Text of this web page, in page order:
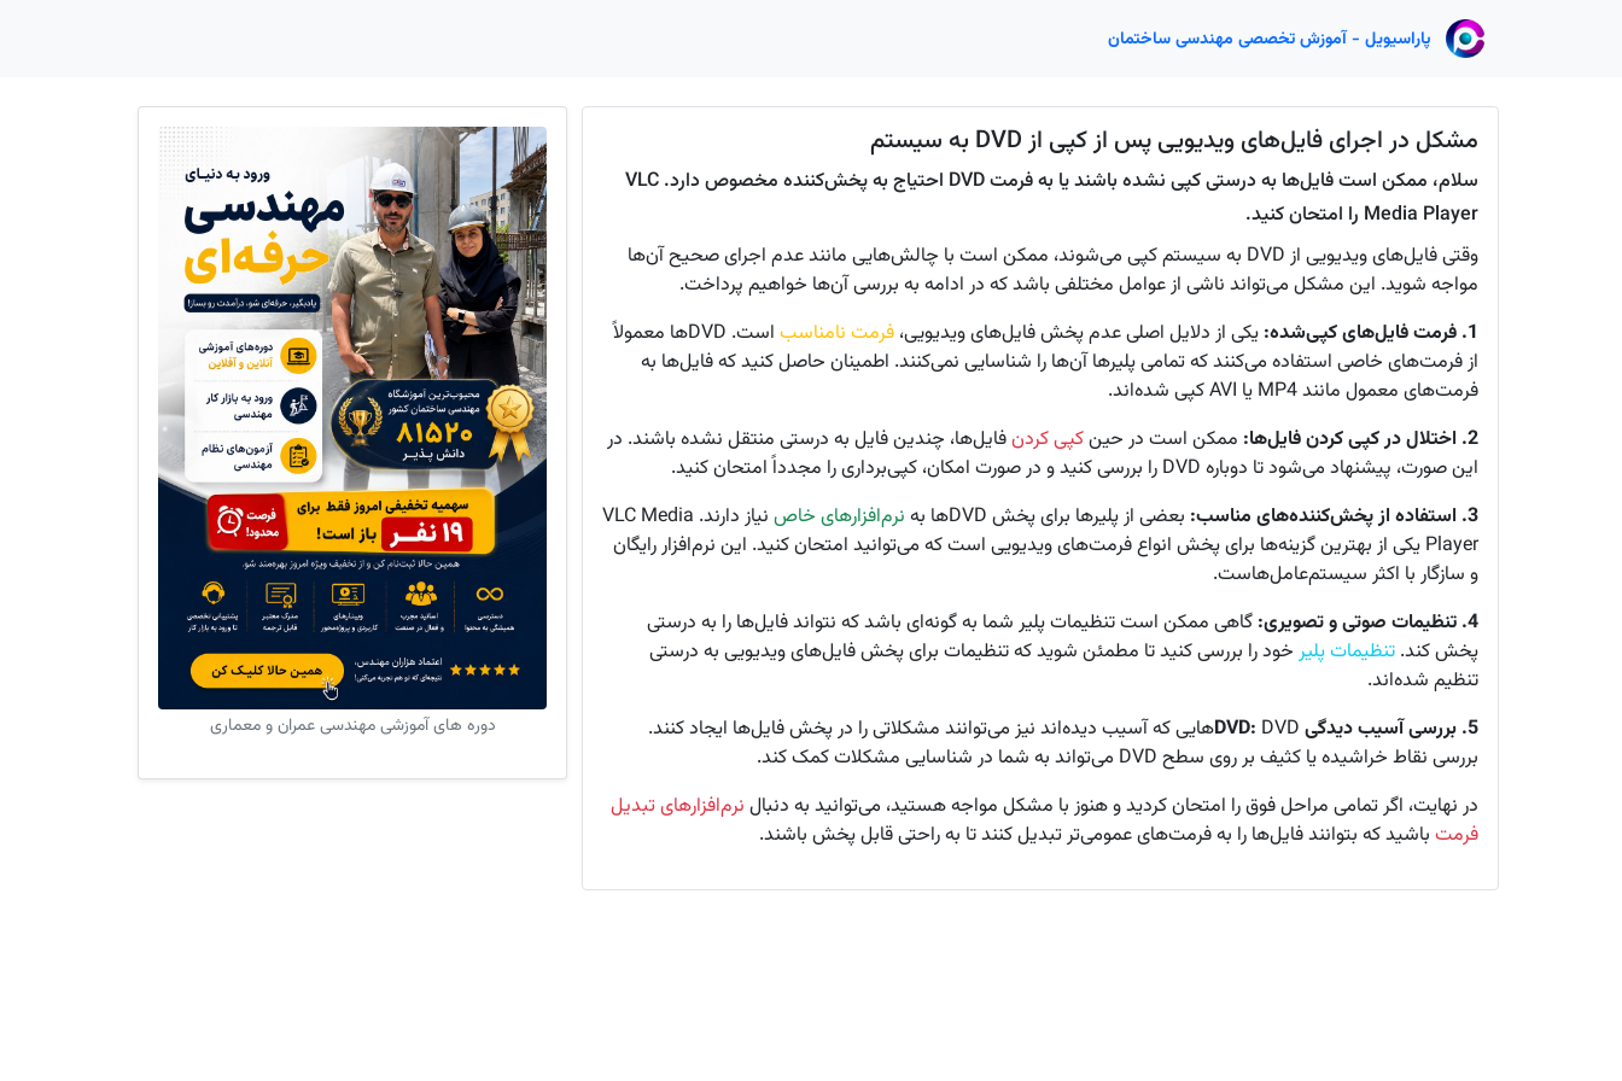
پاراسیویل - آموزش تخصصی مهندسی ساختمان
مشکل در اجرای فایل‌های ویدیویی پس از کپی از DVD به سیستم
سلام، ممکن است فایل‌ها به درستی کپی نشده باشند یا به فرمت DVD احتیاج به پخش‌کننده مخصوص دارد. VLC
Media Player را امتحان کنید.
وقتی فایل‌های ویدیویی از DVD به سیستم کپی می‌شوند، ممکن است با چالش‌هایی مانند عدم اجرای صحیح آن‌ها
مواجه شوید. این مشکل می‌تواند ناشی از عوامل مختلفی باشد که در ادامه به بررسی آن‌ها خواهیم پرداخت.
1. فرمت فایل‌های کپی‌شده:
یکی از دلایل اصلی عدم پخش فایل‌های ویدیویی، فرمت نامناسب
است. DVDها معمولاً
از فرمت‌های خاصی استفاده می‌کنند که تمامی پلیرها آن‌ها را شناسایی نمی‌کنند. اطمینان حاصل کنید که فایل‌ها به
فرمت‌های معمول مانند MP4 یا AVI کپی شده‌اند.
2. اختلال در کپی کردن فایل‌ها:
ممکن است در حینکپی کردنفایل‌ها، چندین فایل به درستی منتقل نشده باشند. در
این صورت، پیشنهاد می‌شود تا دوباره DVD را بررسی کنید و در صورت امکان، کپی‌برداری را مجدداً امتحان کنید.
3. استفاده از پخش‌کننده‌های مناسب:
بعضی از پلیرها برای پخش DVDها به نرم‌افزارهای خاص
نیاز دارند. VLC Media
Player یکی از بهترین گزینه‌ها برای پخش انواع فرمت‌های ویدیویی است که می‌توانید امتحان کنید. این نرم‌افزار رایگان
و سازگار با اکثر سیستم‌عامل‌هاست.
4. تنظیمات صوتی و تصویری:
گاهی ممکن است تنظیمات پلیر شما به گونه‌ای باشد که نتواند فایل‌ها را به درستی
پخش کند. تنظیمات پلیر خود را بررسی کنید تا مطمئن شوید که تنظیمات برای پخش فایل‌های ویدیویی به درستی
تنظیم شده‌اند.
5. بررسی آسیب دیدگی DVD:
DVDهایی که آسیب دیده‌اند نیز می‌توانند مشکلاتی را در پخش فایل‌ها ایجاد کنند.
بررسی نقاط خراشیده یا کثیف بر روی سطح DVD می‌تواند به شما در شناسایی مشکلات کمک کند.
در نهایت، اگر تمامی مراحل فوق را امتحان کردید و هنوز با مشکل مواجه هستید، می‌توانید به دنبال نرم‌افزارهای تبدیل
فرمت باشید که بتوانند فایل‌ها را به فرمت‌های عمومی‌تر تبدیل کنند تا به راحتی قابل پخش باشند.
دوره های آموزشی مهندسی عمران و معماری